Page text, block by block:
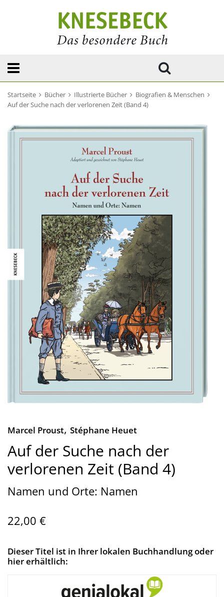
Startseite Bücher Illustrierte Bücher
Biografien & Menschen
Auf der Suche nach der verlorenen Zeit (Band 4)
Marcel Proust, Stéphane Heuet
Auf der Suche nach der
verlorenen Zeit (Band 4)
Namen und Orte: Namen
22,00 €
Dieser Titel ist in Ihrer lokalen Buchhandlung oder
hier erhältlich: